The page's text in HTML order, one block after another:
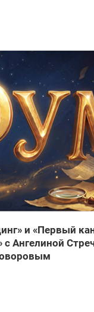
и «Первый
Ангелиной